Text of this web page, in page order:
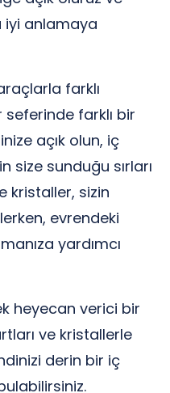
iyi anlamaya
farklı
farklı bir
açık olun, iç
size sunduğu sırları
kristaller, sizin
evrendeki
yardımcı
heyecan verici bir
ve kristallerle
derin bir iç